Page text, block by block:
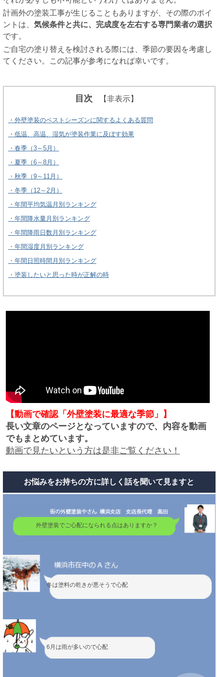
計画外の塗装工事が生じることもありますが、その際のポイ
ントは、 気候条件と共に、完成度を左右する専門業者の選択
です。
ご自宅の塗り替えを検討される際には、季節の要因を考慮し
てください。この記事が参考になれば幸いです。
目次 【非表示】
・外壁塗装のベストシーズンに関するよくある質問
・低温、高温、湿気が塗装作業に及ぼす効果
・春季（3～5月）
・夏季（6～8月）
・秋季（9～11月）
・冬季（12～2月）
・年間平均気温月別ランキング
・年間降水量月別ランキング
・年間降雨日数月別ランキング
・年間湿度月別ランキング
・年間日照時間月別ランキング
・塗装したいと思った時が正解の時
【動画で確認「外壁塗装に最適な季節」】
長い文章のページとなっていますので、内容を動画
でもまとめています。
動画で見たいという方は是非ご覧ください！
お悩みをお持ちの方に詳しく話を聞いて見ますと
外壁塗装でご心配になられる点はありますか？
冬は塗料の乾きが悪そうで心配
6月は雨が多いので心配